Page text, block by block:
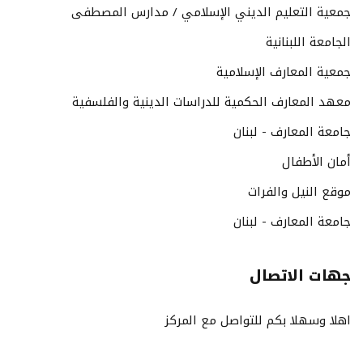
جمعية التعليم الديني الإسلامي / مدارس المصطفى
الجامعة اللبنانية
جمعية المعارف الإسلامية
معهد المعارف الحكمية للدراسات الدينية والفلسفية
جامعة المعارف - لبنان
أمان الأطفال
موقع النيل والفرات
جامعة المعارف - لبنان
جهات الاتصال
اهلا وسهلا بكم للتواصل مع المركز